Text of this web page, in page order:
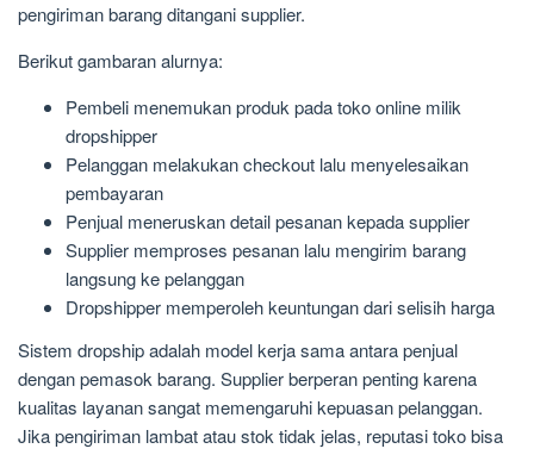
pengiriman barang ditangani supplier.
Berikut gambaran alurnya:
Pembeli menemukan produk pada toko online milik
dropshipper
Pelanggan melakukan checkout lalu menyelesaikan
pembayaran
Penjual meneruskan detail pesanan kepada supplier
Supplier memproses pesanan lalu mengirim barang
langsung ke pelanggan
Dropshipper memperoleh keuntungan dari selisih harga
Sistem dropship adalah model kerja sama antara penjual
dengan pemasok barang. Supplier berperan penting karena
kualitas layanan sangat memengaruhi kepuasan pelanggan.
Jika pengiriman lambat atau stok tidak jelas, reputasi toko bisa